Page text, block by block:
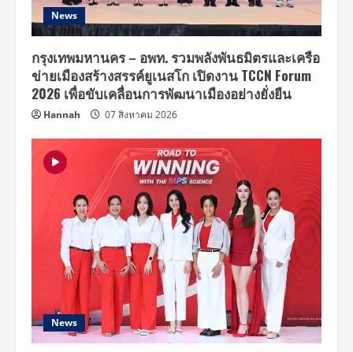
News
กรุงเทพมหานคร – อพท. รวมพลังพันธมิตรและเครือ
ข่ายเมืองสร้างสรรค์ยูเนสโก เปิดงาน TCCN Forum
2026 เพื่อขับเคลื่อนการพัฒนาเมืองอย่างยั่งยืน
Hannah 07 สิงหาคม 2026
News